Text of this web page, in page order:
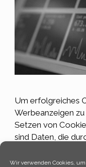
Wir verwenden Cookies,
Um erfolgreiches
Werbeanzeigen
Setzen von
sind Daten, die
Verhalten von